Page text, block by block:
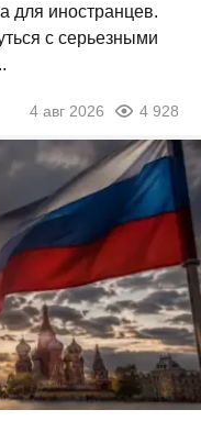
для иностранцев.
с серьезными
4 авг 2026 4 928